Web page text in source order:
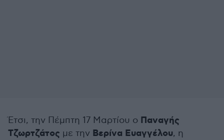
Έτσι, την Πέμπτη 17 Μαρτίου ο Παναγής
Τζωρτζάτος με την Βερίνα Ευαγγέλου, η